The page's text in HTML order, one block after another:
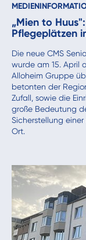
„Mien to
Pflegeplätzen
Die neue CMS
wurde am 15. April
Alloheim Gruppe
betonten der
Zufall, sowie die
große Bedeutung
Sicherstellung
Ort.